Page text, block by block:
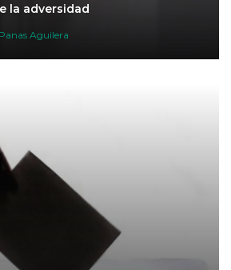
la adversidad
Aguilera